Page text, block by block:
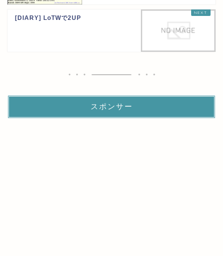
[DIARY] LoTWで2UP
スポンサー